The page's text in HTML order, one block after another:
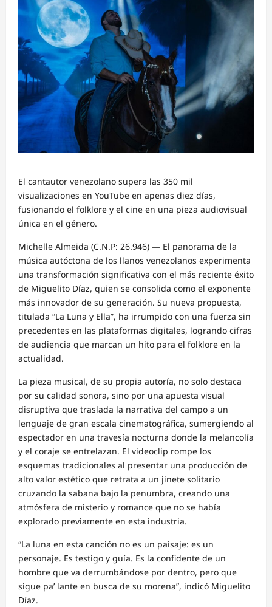
El cantautor venezolano supera las 350 mil
visualizaciones en YouTube en apenas diez días,
fusionando el folklore y el cine en una pieza audiovisual
única en el género.
Michelle Almeida (C.N.P: 26.946) — El panorama de la
música autóctona de los llanos venezolanos experimenta
una transformación significativa con el más reciente éxito
de Miguelito Díaz, quien se consolida como el exponente
más innovador de su generación. Su nueva propuesta,
titulada “La Luna y Ella”, ha irrumpido con una fuerza sin
precedentes en las plataformas digitales, logrando cifras
de audiencia que marcan un hito para el folklore en la
actualidad.
La pieza musical, de su propia autoría, no solo destaca
por su calidad sonora, sino por una apuesta visual
disruptiva que traslada la narrativa del campo a un
lenguaje de gran escala cinematográfica, sumergiendo al
espectador en una travesía nocturna donde la melancolía
y el coraje se entrelazan. El videoclip rompe los
esquemas tradicionales al presentar una producción de
alto valor estético que retrata a un jinete solitario
cruzando la sabana bajo la penumbra, creando una
atmósfera de misterio y romance que no se había
explorado previamente en esta industria.
“La luna en esta canción no es un paisaje: es un
personaje. Es testigo y guía. Es la confidente de un
hombre que va derrumbándose por dentro, pero que
sigue pa’ lante en busca de su morena”, indicó Miguelito
Díaz.